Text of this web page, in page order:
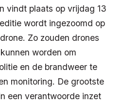
vindt plaats op vrijdag 13
wordt ingezoomd op
Zo zouden drones
worden om
en de brandweer te
monitoring. De grootste
een verantwoorde inzet